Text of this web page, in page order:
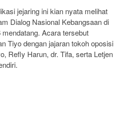
jejaring ini kian nyata melihat
Dialog Nasional Kebangsaan di
Acara tersebut
Tiyo dengan jajaran tokoh oposisi
Refly Harun, dr. Tifa, serta Letjen